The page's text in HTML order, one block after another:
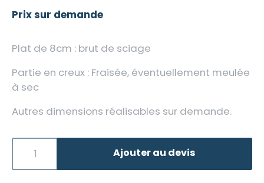
Prix sur demande
Plat de 8cm : brut de sciage
Partie en creux : Fraisée, éventuellement meulée
à sec
Autres dimensions réalisables sur demande.
Ajouter au devis